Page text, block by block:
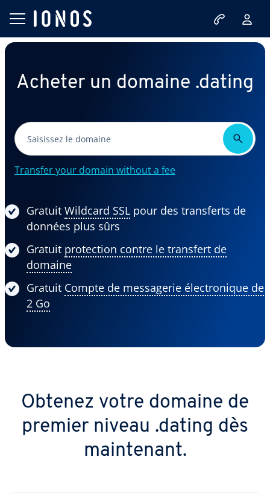
Acheter un domaine .dating
Transfer your domain without a fee
Gratuit Wildcard SSL pour des transferts de
données plus sûrs
Gratuit protection contre le transfert de
domaine
Gratuit Compte de messagerie électronique de
2 Go
Obtenez votre domaine de
premier niveau .dating dès
maintenant.